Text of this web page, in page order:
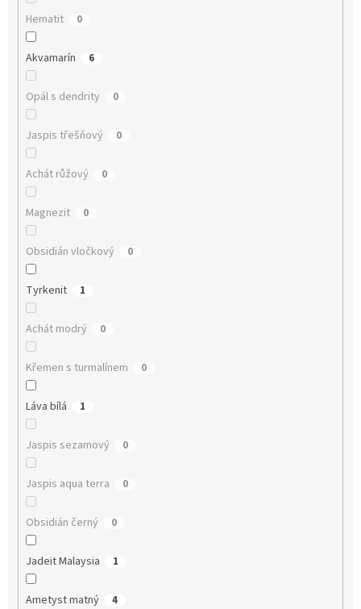
Hematit 0
Akvamarín 6
Opál s dendrity 0
Jaspis třešňový 0
Achát růžový 0
Magnezit 0
Obsidián vločkový 0
Tyrkenit 1
Achát modrý 0
Křemen s turmalínem 0
Láva bílá 1
Jaspis sezamový 0
Jaspis aqua terra 0
Obsidián černý 0
Jadeit Malaysia 1
Ametyst matný 4